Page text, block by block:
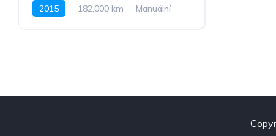
2015 182,000 km
Manuální